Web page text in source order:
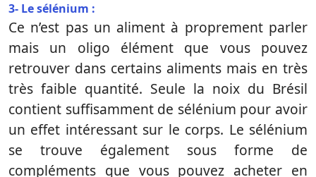
3- Le sélénium :
Ce n’est pas un aliment à proprement parler
mais un oligo élément que vous pouvez
retrouver dans certains aliments mais en très
très faible quantité. Seule la noix du Brésil
contient suffisamment de sélénium pour avoir
un effet intéressant sur le corps. Le sélénium
se trouve également sous forme de
compléments que vous pouvez acheter en